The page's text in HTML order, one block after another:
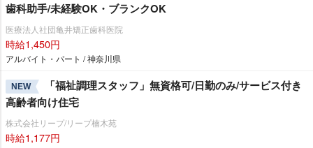
歯科助手/未経験OK・ブランクOK
医療法人社団亀井矯正歯科医院
時給1,450円
アルバイト・パート / 神奈川県
NEW
「福祉調理スタッフ」無資格可/日勤のみ/サービス付き
高齢者向け住宅
株式会社リープ/リープ楠木苑
時給1,177円